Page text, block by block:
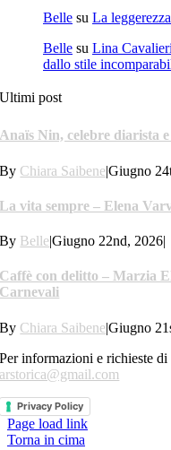
Belle su La
Belle su Lina
dallo stile
Ultimi post
Anaïs Nin, celebre diarista
By Chiara Saibene|Giugno
La vita sempre – Elena
By Belle|Giugno 22nd, 2026|
Caffè con delitto – Marzia
Carnevali
By Chiara Saibene|Giugno
Per informazioni e richieste
arstorica@gmail.com
Privacy Policy
Page load link
Torna in cima